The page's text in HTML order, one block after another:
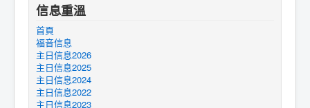
信息重溫
首頁
福音信息
主日信息2026
主日信息2025
主日信息2024
主日信息2022
主日信息2023